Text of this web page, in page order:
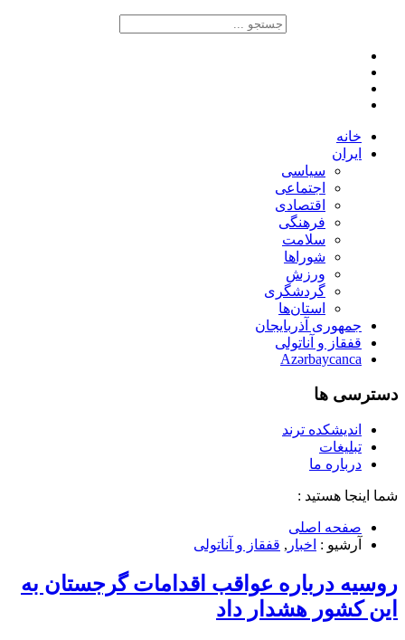
خانه
ایران
سیاسی
اجتماعی
اقتصادی
فرهنگی
سلامت
شوراها
ورزش
گردشگری
استان‌ها
جمهوری آذربایجان
قفقاز و آناتولی
Azərbaycanca
دسترسی ها
اندیشکده ترند
تبلیغات
درباره ما
شما اینجا هستید :
صفحه اصلی
آرشیو : اخبار , قفقاز و آناتولی
روسیه درباره عواقب اقدامات گرجستان به
این کشور هشدار داد